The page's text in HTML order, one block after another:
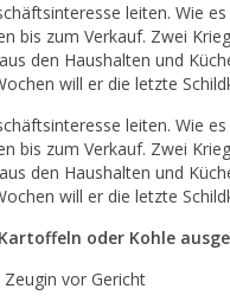
leiten. Wie
bis zum Verkauf. Zwei
den Haushalten und
will er die letzte
leiten. Wie
bis zum Verkauf. Zwei
den Haushalten und
will er die letzte
oder Kohle
Zeugin vor Gericht